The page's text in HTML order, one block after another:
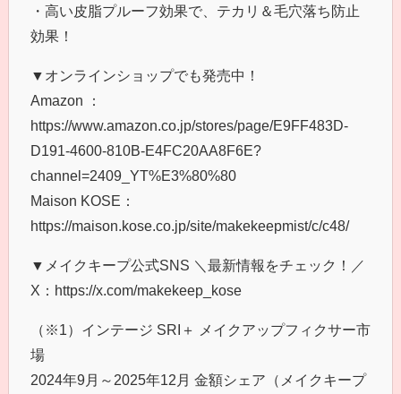
・高い皮脂プルーフ効果で、テカリ＆毛穴落ち防止
効果！
▼オンラインショップでも発売中！
Amazon ：
https://www.amazon.co.jp/stores/page/E9FF483D-
D191-4600-810B-E4FC20AA8F6E?
channel=2409_YT%E3%80%80
Maison KOSE：
https://maison.kose.co.jp/site/makekeepmist/c/c48/
▼メイクキープ公式SNS ＼最新情報をチェック！／
X：https://x.com/makekeep_kose
（※1）インテージ SRI＋ メイクアップフィクサー市
場
2024年9月～2025年12月 金額シェア（メイクキープ